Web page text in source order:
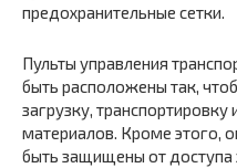
предохранительные сетки.
Пульты управления
быть расположены так,
загрузку, транспортировку
материалов. Кроме этого,
быть защищены от доступа